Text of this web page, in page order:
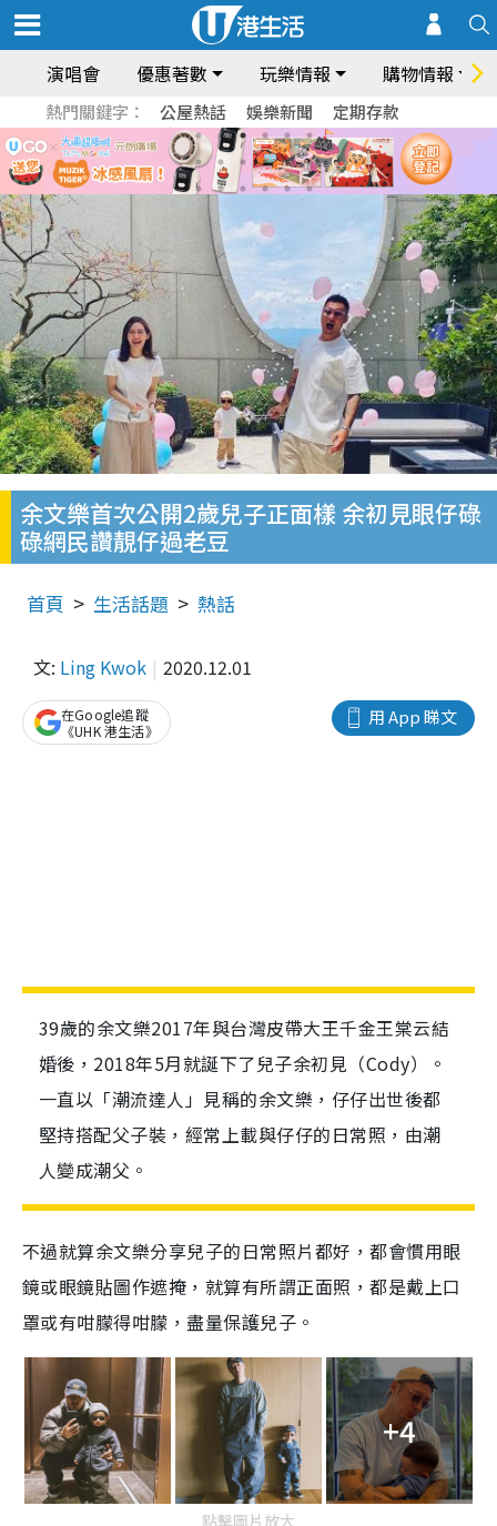
演唱會 優惠著數 玩樂情報 購物情報
熱門關鍵字： 公屋熱話 娛樂新聞 定期存款
余文樂首次公開2歲兒子正面樣 余初見眼仔碌
碌網民讚靚仔過老豆
首頁 生活話題 熱話
文: Ling Kwok 2020.12.01
用 App 睇文
在Google追蹤
《UHK 港生活》
39歲的余文樂2017年與台灣皮帶大王千金王棠云結
婚後，2018年5月就誕下了兒子余初見（Cody）。
一直以「潮流達人」見稱的余文樂，仔仔出世後都
堅持搭配父子裝，經常上載與仔仔的日常照，由潮
人變成潮父。
不過就算余文樂分享兒子的日常照片都好，都會慣用眼
鏡或眼鏡貼圖作遮掩，就算有所謂正面照，都是戴上口
罩或有咁朦得咁朦，盡量保護兒子。
+4
點擊圖片放大